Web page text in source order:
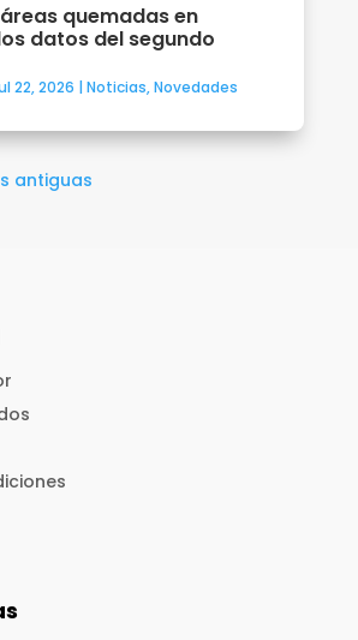
quemadas en
datos del segundo
22, 2026 | Noticias,Novedades
antiguas